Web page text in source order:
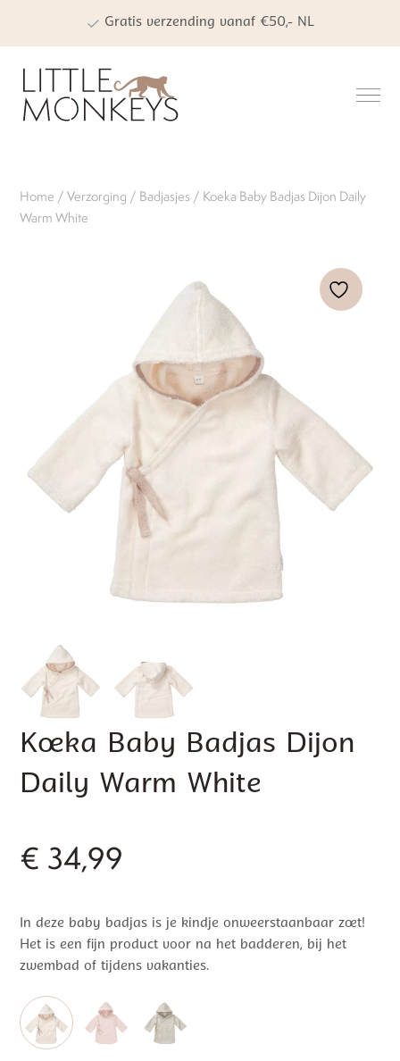
Gratis verzending vanaf €50,- NL
Kwaliteit | Veiligheid | Duurzaamheid
Home /Verzorging / Badjasjes / Koeka Baby Badjas Dijon Daily
Warm White
Koeka Baby Badjas Dijon
Daily Warm White
€ 34,99
In deze baby badjas is je kindje onweerstaanbaar zoet!
Het is een fijn product voor na het badderen, bij het
zwembad of tijdens vakanties.